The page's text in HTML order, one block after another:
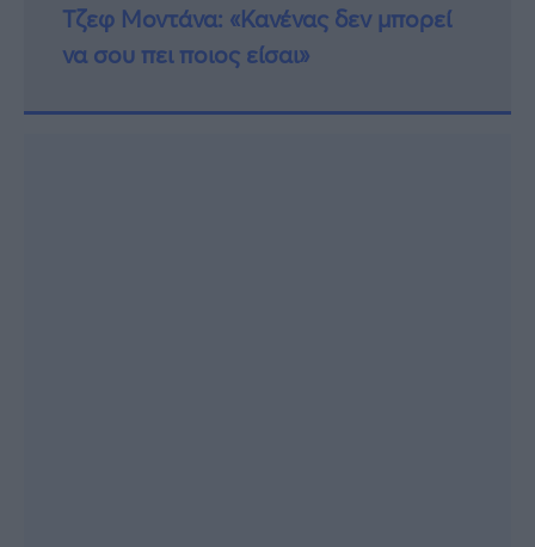
Τζεφ Μοντάνα: «Κανένας δεν μπορεί
να σου πει ποιος είσαι»